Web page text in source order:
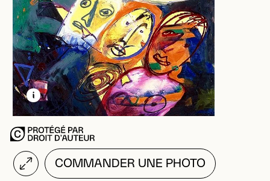
EN SAVOIR PLUS SUR CETTE IMAGE
OUVRIR LA MODALE
COMMANDER UNE PHOTO